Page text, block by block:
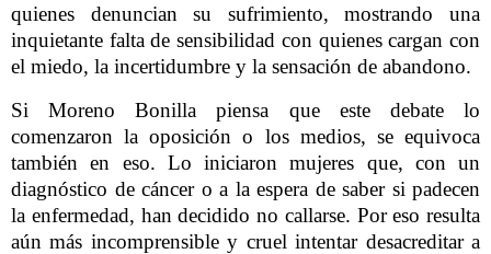
quienes denuncian su sufrimiento, mostrando una
inquietante falta de sensibilidad con quienes cargan con
el miedo, la incertidumbre y la sensación de abandono.
Si Moreno Bonilla piensa que este debate lo
comenzaron la oposición o los medios, se equivoca
también en eso. Lo iniciaron mujeres que, con un
diagnóstico de cáncer o a la espera de saber si padecen
la enfermedad, han decidido no callarse. Por eso resulta
aún más incomprensible y cruel intentar desacreditar a